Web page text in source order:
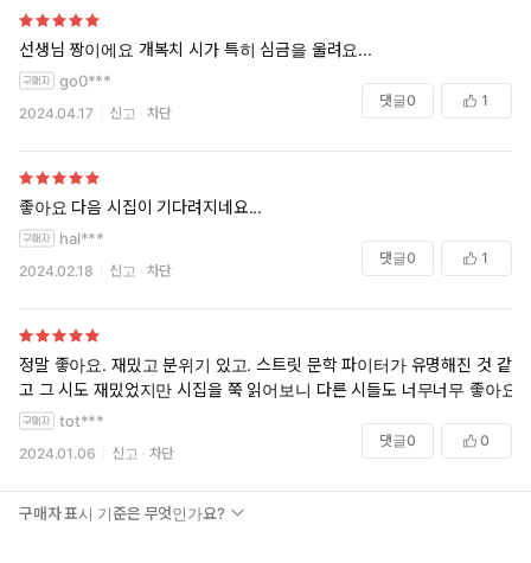
_「샤워젤과 소다수」에서
시인 고선경의 재능은 이렇듯 쓰러진 풍경 너머를 상상함으로써 새
로운 가능성을 꿈꿀 때 빛을 발한다. 체념과 무기력에 잠식당하기 쉬
운 지금, 이제 막 세상으로 나온 고선경의 문장들은 “우리 여기 남아
삶을 더 지속해보자”(해설)고 선언하는 것만 같다. 삶의 무게를 떨쳐
내고 미지의 세계로 첫발을 내디딘 청년의 초상이 『샤워젤과 소다
수』의 사랑스러운 향기를 따라 그려지는 듯하다.
선생님 짱이에요 개복치 시가 특히 심금을 울려요...
go0***
2024.04.17 신고 차단
댓글0 1
좋아요 다음 시집이 기다려지네요...
hal***
2024.02.18 신고 차단
댓글0 1
정말 좋아요. 재밌고 분위기 있고. 스트릿 문학 파이터가 유명해진 것 같
고 그 시도 재밌었지만 시집을 쭉 읽어보니 다른 시들도 너무너무 좋아요.
tot***
2024.01.06 신고 차단
댓글0 0
구매자 표시 기준은 무엇인가요?